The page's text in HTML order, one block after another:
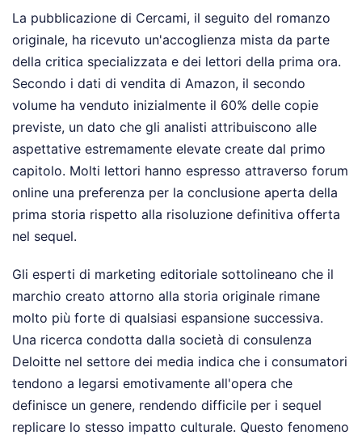
La pubblicazione di Cercami, il seguito del romanzo
originale, ha ricevuto un'accoglienza mista da parte
della critica specializzata e dei lettori della prima ora.
Secondo i dati di vendita di Amazon, il secondo
volume ha venduto inizialmente il 60% delle copie
previste, un dato che gli analisti attribuiscono alle
aspettative estremamente elevate create dal primo
capitolo. Molti lettori hanno espresso attraverso forum
online una preferenza per la conclusione aperta della
prima storia rispetto alla risoluzione definitiva offerta
nel sequel.
Gli esperti di marketing editoriale sottolineano che il
marchio creato attorno alla storia originale rimane
molto più forte di qualsiasi espansione successiva.
Una ricerca condotta dalla società di consulenza
Deloitte nel settore dei media indica che i consumatori
tendono a legarsi emotivamente all'opera che
definisce un genere, rendendo difficile per i sequel
replicare lo stesso impatto culturale. Questo fenomeno